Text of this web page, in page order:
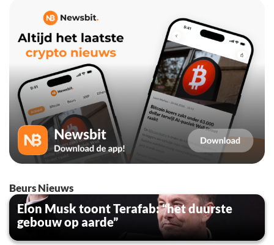
Beurs Nieuws
Elon Musk toont Terafab: “het duurste
gebouw op aarde”